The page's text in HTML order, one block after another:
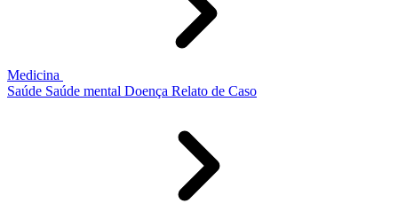
Medicina
Saúde Saúde mental Doença Relato de Caso